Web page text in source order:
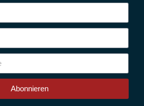
Abonnieren